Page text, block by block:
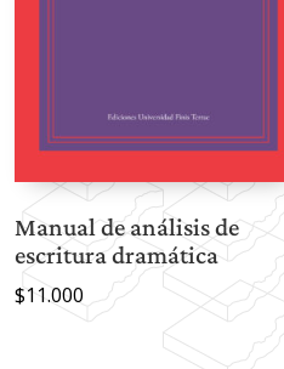
Manual de análisis de
escritura dramática
$11.000